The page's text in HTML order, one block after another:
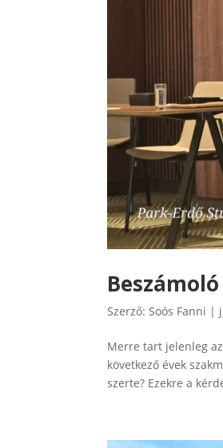
Szerző:Soós Fanni |
Merre tart jelenleg
következő évek
szerte? Ezekre a